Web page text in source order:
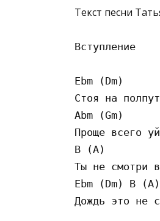
Текст песни
Вступление
Ebm (Dm)
Стоя на
Abm (Gm)
Проще всего
B (A)
Ты не смотри
Ebm (Dm) B (A)
Дождь это не